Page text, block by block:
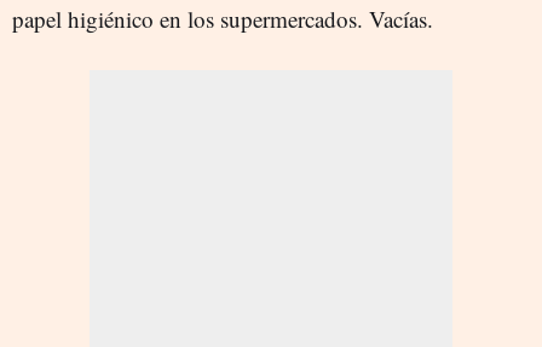
papel higiénico en los supermercados. Vacías.